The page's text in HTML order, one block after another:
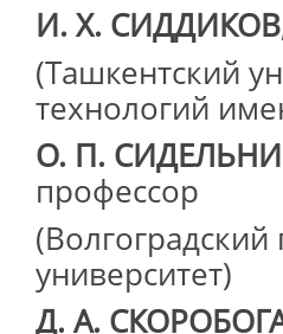
И. Х. СИДДИКОВ
(Ташкентский
технологий
О. П.
профессор
университет)
Д. А.